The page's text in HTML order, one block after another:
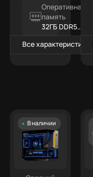
Оперативная
память
32ГБ DDR5
RGB
Все характеристики
В наличии